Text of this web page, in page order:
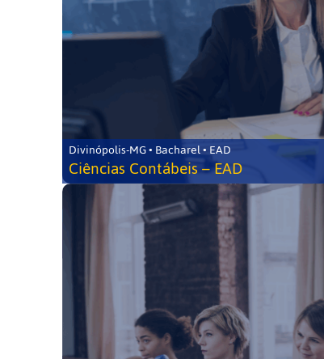
Divinópolis-MG • Bacharel • EAD
Ciências Contábeis – EAD